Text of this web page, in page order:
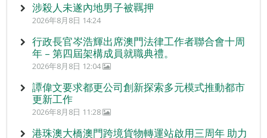
涉殺人未遂內地男子被羈押
2026年8月8日 14:24
行政長官岑浩輝出席澳門法律工作者聯合會十周
年 – 第四屆架構成員就職典禮。
2026年8月8日 12:04
譚偉文要求都更公司創新探索多元模式推動都市
更新工作
2026年8月8日 11:28
港珠澳大橋澳門跨境貨物轉運站啟用三周年 助力